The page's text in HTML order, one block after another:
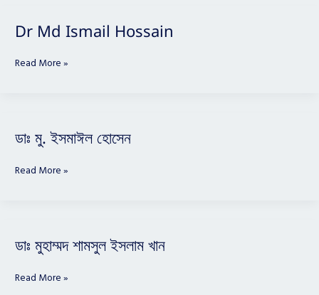
Dr Md Ismail Hossain
Dr
Md
Ismail
Hossain
Read More »
ডাঃ মু. ইসমাঈল হোসেন
ডাঃ
ইসমাঈল
হোসেন
Read More »
ডাঃ মুহাম্মদ শামসুল ইসলাম খান
ডাঃ
মুহাম্মদ
শামসুল
ইসলাম
Read More »